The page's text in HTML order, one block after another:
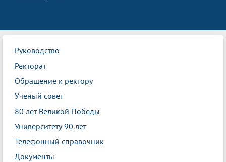
Руководство
Ректорат
Обращение к ректору
Ученый совет
80 лет Великой Победы
Университету 90 лет
Телефонный справочник
Документы